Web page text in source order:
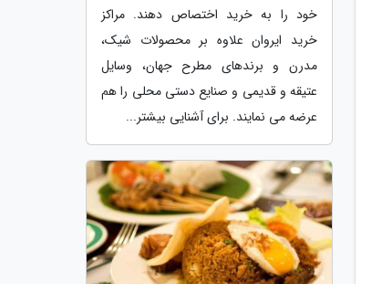
خود را به خرید اختصاص دهند. مراکز
خرید ایروان علاوه بر محصولات شیک،
مدرن و برندهای مطرح جهان، وسایل
عتیقه و قدیمی و صنایع دستی محلی را هم
عرضه می نمایند. برای آشنایی بیشتر...